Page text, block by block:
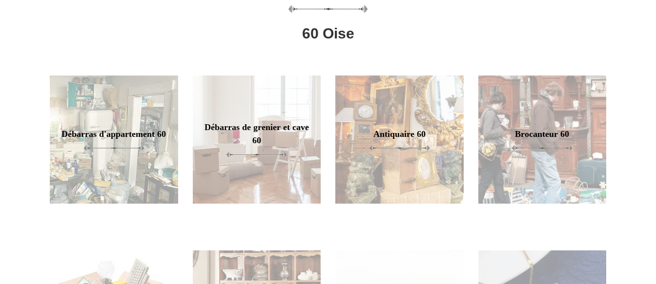
60 Oise
Débarras d'appartement 60
Débarras de grenier et cave
60
Antiquaire 60 Brocanteur 60